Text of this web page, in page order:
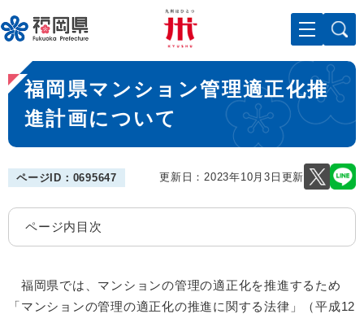
ー
ジ
先
頭
。
メニューを飛ばして本文へ
本
文
福岡県マンション管理適正化推
進計画について
ページID：0695647 更新日：2023年10月3日更新
ページ内目次
福岡県では、マンションの管理の適正化を推進するため
「マンションの管理の適正化の推進に関する法律」（平成12